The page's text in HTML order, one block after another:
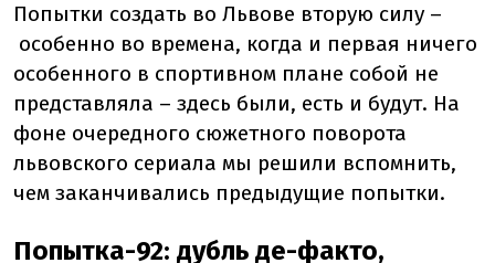
Попытки создать во Львове вторую силу –
особенно во времена, когда и первая ничего
особенного в спортивном плане собой не
представляла – здесь были, есть и будут. На
фоне очередного сюжетного поворота
львовского сериала мы решили вспомнить,
чем заканчивались предыдущие попытки.
Попытка-92: дубль де-факто,